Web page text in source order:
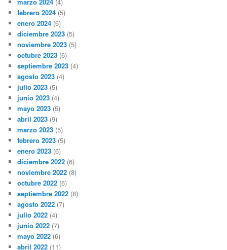
febrero 2024 (5)
enero 2024 (6)
diciembre 2023 (5)
noviembre 2023 (5)
octubre 2023 (6)
septiembre 2023 (4)
agosto 2023 (4)
julio 2023 (5)
junio 2023 (4)
mayo 2023 (5)
abril 2023 (9)
marzo 2023 (5)
febrero 2023 (5)
enero 2023 (6)
diciembre 2022 (6)
noviembre 2022 (8)
octubre 2022 (6)
septiembre 2022 (8)
agosto 2022 (7)
julio 2022 (4)
junio 2022 (7)
mayo 2022 (6)
abril 2022 (11)